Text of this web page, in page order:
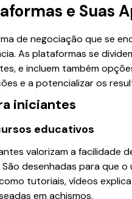
e Suas
de negociação que se
As plataformas se
e incluem também
e a potencializar os
iniciantes
educativos
valorizam a facilidade
desenhadas para que
tutoriais, vídeos
em achismos.